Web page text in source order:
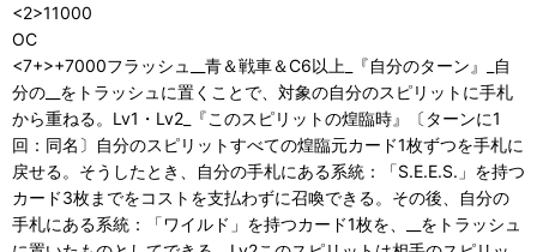
<2>11000
OC
<7+>+7000フラッシュ__青＆戦車＆C6以上_『自分のターン』_自
分の__をトラッシュに置くことで、対象の自分のスピリットに手札
から重ねる。Lv1・Lv2_『このスピリットの煌臨時』〔ターンに1
回：同名〕自分のスピリットすべての煌臨元カード1枚ずつを手札に
戻せる。そうしたとき、自分の手札にある系統：「S.E.E.S.」を持つ
カード3枚までをコストを支払わずに召喚できる。その後、自分の
手札にある系統：「ワイルド」を持つカード1枚を、__をトラッシュ